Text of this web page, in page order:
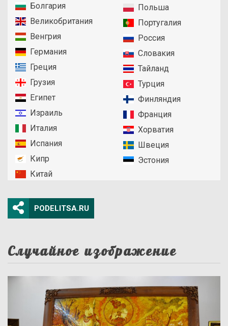
Болгария
Великобритания
Венгрия
Германия
Греция
Грузия
Египет
Израиль
Италия
Испания
Кипр
Китай
Польша
Португалия
Россия
Словакия
Тайланд
Турция
Финляндия
Франция
Хорватия
Швеция
Эстония
PODELITSA.RU
Случайное изображение